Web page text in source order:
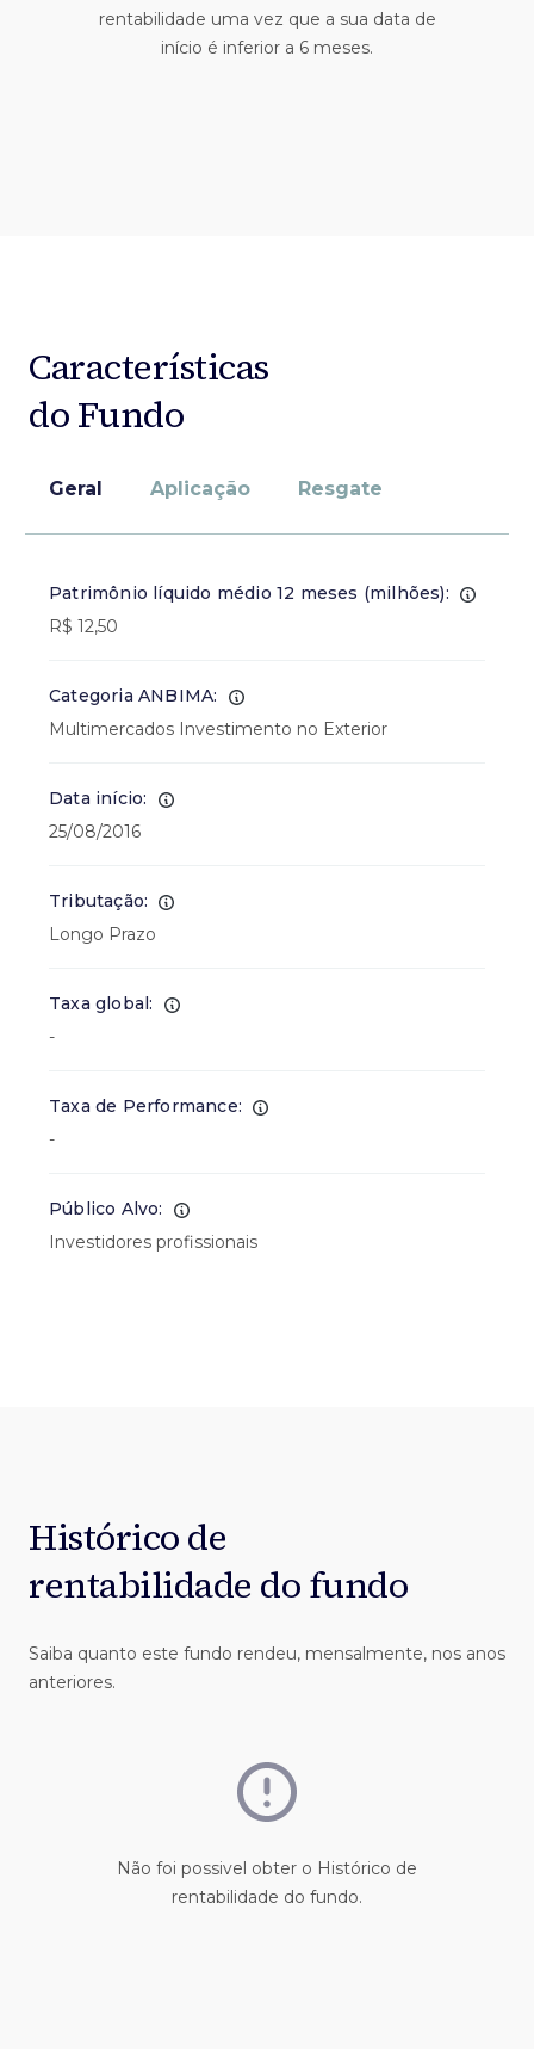
rentabilidade uma vez que a sua data de
início é inferior a 6 meses.
Características
do Fundo
Geral Aplicação Resgate
Patrimônio líquido médio 12 meses (milhões):
R$ 12,50
Categoria ANBIMA:
Multimercados Investimento no Exterior
Data início:
25/08/2016
Tributação:
Longo Prazo
Taxa global:
-
Taxa de Performance:
-
Público Alvo:
Investidores profissionais
Histórico de
rentabilidade do fundo
Saiba quanto este fundo rendeu, mensalmente, nos anos
anteriores.
Não foi possivel obter o Histórico de
rentabilidade do fundo.